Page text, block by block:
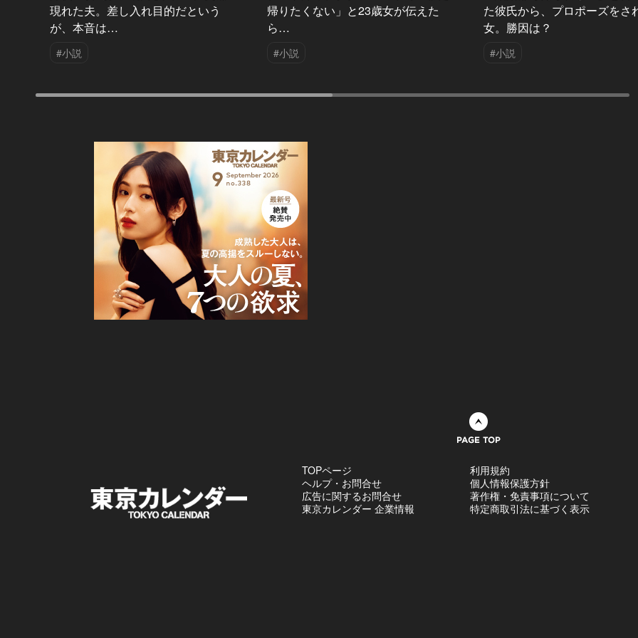
現れた夫。差し入れ目的だという
が、本音は…
#小説
帰りたくない」と23歳女が伝えた
ら…
#小説
た彼氏から、プロポーズをさ
女。勝因は？
#小説
TOPページ
ヘルプ・お問合せ
広告に関するお問合せ
東京カレンダー 企業情報
利用規約
個人情報保護方針
著作権・免責事項について
特定商取引法に基づく表示